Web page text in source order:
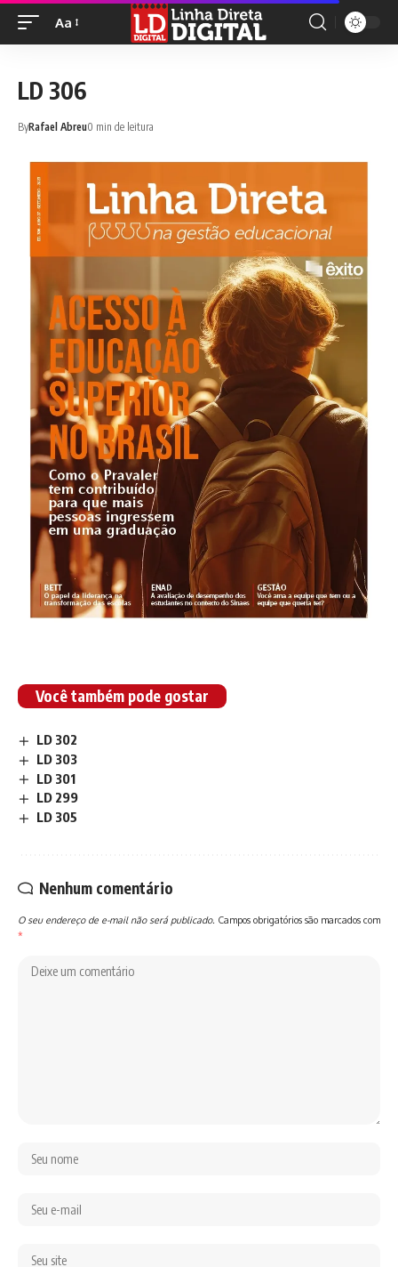
Aa
LD 306
ByRafael Abreu0 min de leitura
Você também pode gostar
LD 302
LD 303
LD 301
LD 299
LD 305
Nenhum comentário
O seu endereço de e-mail não será publicado. Campos obrigatórios são marcados com
*